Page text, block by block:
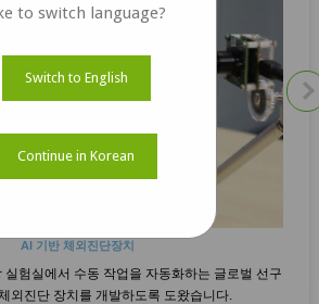
AI 기반 체외진단장치
험실에서 수동 작업을 자동화하는 글로벌 선구
외진단 장치를 개발하도록 도왔습니다.
to switch language?
Switch to English
Continue in Korean